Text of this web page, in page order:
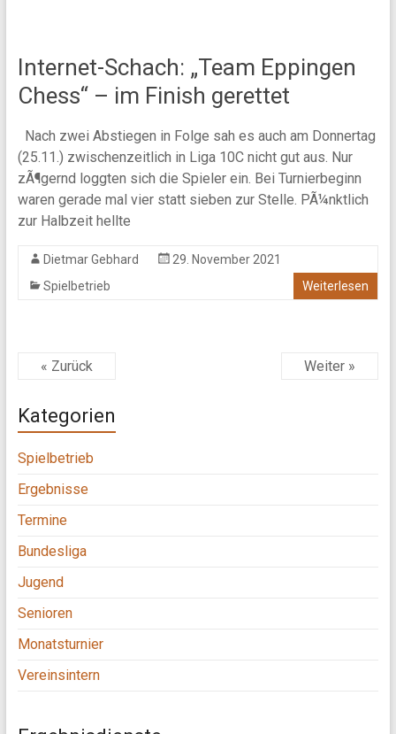
Internet-Schach: „Team Eppingen
Chess“ – im Finish gerettet
Nach zwei Abstiegen in Folge sah es auch am Donnertag
(25.11.) zwischenzeitlich in Liga 10C nicht gut aus. Nur
zÃ¶gernd loggten sich die Spieler ein. Bei Turnierbeginn
waren gerade mal vier statt sieben zur Stelle. PÃ¼nktlich
zur Halbzeit hellte
Dietmar Gebhard
29. November 2021
Spielbetrieb
Weiterlesen
« Zurück Weiter »
Kategorien
Spielbetrieb
Ergebnisse
Termine
Bundesliga
Jugend
Senioren
Monatsturnier
Vereinsintern